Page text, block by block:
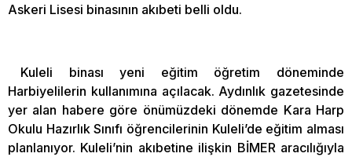
Askeri Lisesi binasının akıbeti belli oldu.
Kuleli binası yeni eğitim öğretim döneminde
Harbiyelilerin kullanımına açılacak. Aydınlık gazetesinde
yer alan habere göre önümüzdeki dönemde Kara Harp
Okulu Hazırlık Sınıfı öğrencilerinin Kuleli’de eğitim alması
planlanıyor. Kuleli’nin akıbetine ilişkin BİMER aracılığıyla